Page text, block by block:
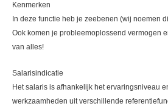
Kenmerken
In deze functie heb je zeebenen (wij noemen
Ook komen je probleemoplossend vermogen
van alles!
Salarisindicatie
Het salaris is afhankelijk het ervaringsniveau
werkzaamheden uit verschillende